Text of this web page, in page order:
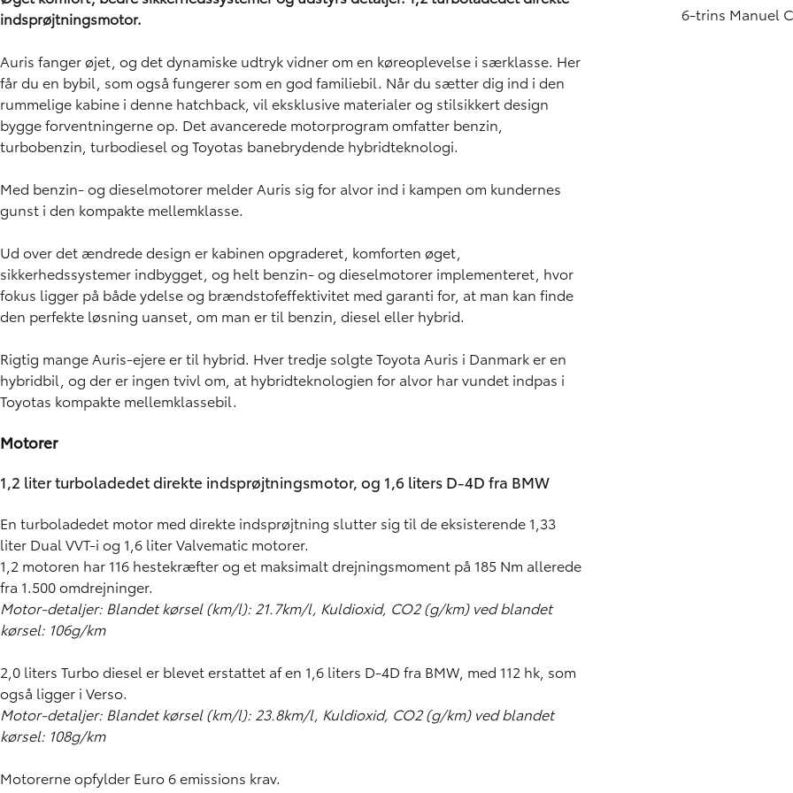
indsprøjtningsmotor.
Auris fanger øjet, og det dynamiske udtryk vidner om en køreoplevelse i særklasse. Her
får du en bybil, som også fungerer som en god familiebil. Når du sætter dig ind i den
rummelige kabine i denne hatchback, vil eksklusive materialer og stilsikkert design
bygge forventningerne op. Det avancerede motorprogram omfatter benzin,
turbobenzin, turbodiesel og Toyotas banebrydende hybridteknologi.
Med benzin- og dieselmotorer melder Auris sig for alvor ind i kampen om kundernes
gunst i den kompakte mellemklasse.
Ud over det ændrede design er kabinen opgraderet, komforten øget,
sikkerhedssystemer indbygget, og helt benzin- og dieselmotorer implementeret, hvor
fokus ligger på både ydelse og brændstofeffektivitet med garanti for, at man kan finde
den perfekte løsning uanset, om man er til benzin, diesel eller hybrid.
Rigtig mange Auris-ejere er til hybrid. Hver tredje solgte Toyota Auris i Danmark er en
hybridbil, og der er ingen tvivl om, at hybridteknologien for alvor har vundet indpas i
Toyotas kompakte mellemklassebil.
Motorer
1,2 liter turboladedet direkte indsprøjtningsmotor, og 1,6 liters D-4D fra BMW
En turboladedet motor med direkte indsprøjtning slutter sig til de eksisterende 1,33
liter Dual VVT-i og 1,6 liter Valvematic motorer.
1,2 motoren har 116 hestekræfter og et maksimalt drejningsmoment på 185 Nm allerede
fra 1.500 omdrejninger.
Motor-detaljer: Blandet kørsel (km/l): 21.7km/l, Kuldioxid, CO2 (g/km) ved blandet
kørsel: 106g/km
2,0 liters Turbo diesel er blevet erstattet af en 1,6 liters D-4D fra BMW, med 112 hk, som
også ligger i Verso.
Motor-detaljer: Blandet kørsel (km/l): 23.8km/l, Kuldioxid, CO2 (g/km) ved blandet
kørsel: 108g/km
Motorerne opfylder Euro 6 emissions krav.
6-trins Manuel